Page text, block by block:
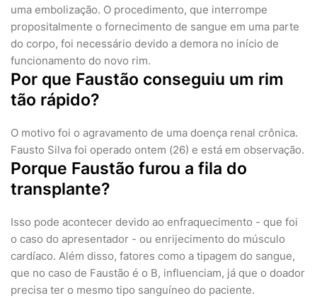
uma embolização. O procedimento, que interrompe
propositalmente o fornecimento de sangue em uma parte
do corpo, foi necessário devido a demora no início de
funcionamento do novo rim.
Por que Faustão conseguiu um rim
tão rápido?
O motivo foi o agravamento de uma doença renal crônica.
Fausto Silva foi operado ontem (26) e está em observação.
Porque Faustão furou a fila do
transplante?
Isso pode acontecer devido ao enfraquecimento - que foi
o caso do apresentador - ou enrijecimento do músculo
cardíaco. Além disso, fatores como a tipagem do sangue,
que no caso de Faustão é o B, influenciam, já que o doador
precisa ter o mesmo tipo sanguíneo do paciente.